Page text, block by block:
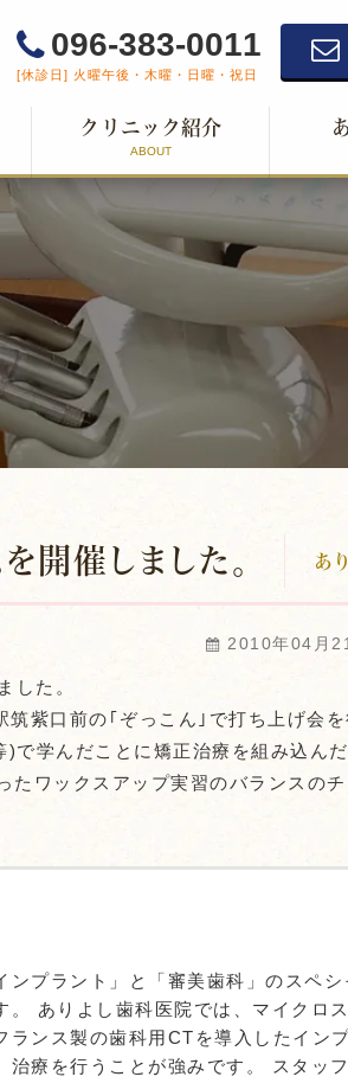
096-383-0011
[休診日] 火曜午後・木曜・日曜・祝日
クリニック紹介
ABOUT
開催しました。 あ
2010年04月
した。
紫口前の｢ぞっこん｣で打ち上げ会を
学んだことに矯正治療を組み込ん
ワックスアップ実習のバランスの
プラント」と「審美歯科」のスペ
ありよし歯科医院では、マイクロ
ンス製の歯科用CTを導入したイン
療を行うことが強みです。 スタッ